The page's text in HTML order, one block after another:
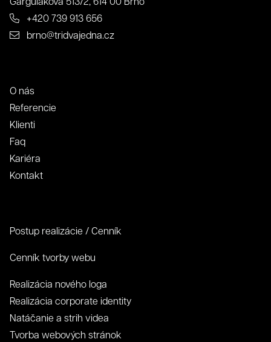
+420 739 913 656
brno@tridvajedna.cz
O nás
Referencie
Klienti
Faq
Kariéra
Kontakt
Postup realizácie / Cenník
Cenník tvorby webu
Realizácia nového loga
Realizácia corporate identity
Natáčanie a strih videa
Tvorba webových stránok